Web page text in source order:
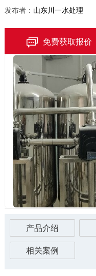
发布者： 山东川一水处理
免费获取报价
产品介绍
相关案例